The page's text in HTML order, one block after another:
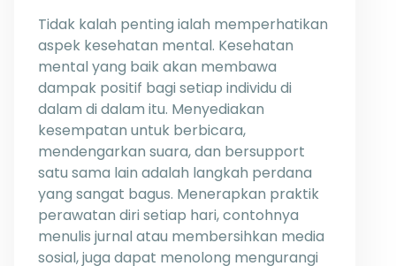
Tidak kalah penting ialah memperhatikan
aspek kesehatan mental. Kesehatan
mental yang baik akan membawa
dampak positif bagi setiap individu di
dalam di dalam itu. Menyediakan
kesempatan untuk berbicara,
mendengarkan suara, dan bersupport
satu sama lain adalah langkah perdana
yang sangat bagus. Menerapkan praktik
perawatan diri setiap hari, contohnya
menulis jurnal atau membersihkan media
sosial, juga dapat menolong mengurangi